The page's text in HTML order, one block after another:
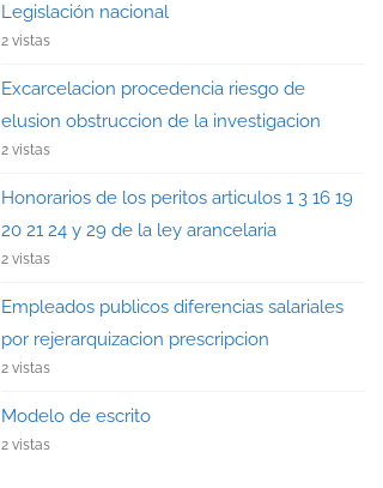
Legislación nacional
2 vistas
Excarcelacion procedencia riesgo de
elusion obstruccion de la investigacion
2 vistas
Honorarios de los peritos articulos 1 3 16 19
20 21 24 y 29 de la ley arancelaria
2 vistas
Empleados publicos diferencias salariales
por rejerarquizacion prescripcion
2 vistas
Modelo de escrito
2 vistas